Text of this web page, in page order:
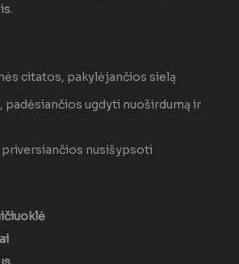
citatos, pakylėjančios sielą
ugdyti nuoširdumą ir
nusišypsoti